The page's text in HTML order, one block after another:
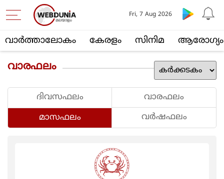
വാര്‍ത്താലോകം കേരളം സിനിമ ആരോഗ്യം
Fri, 7 Aug 2026
വാരഫലം
ദിവസഫലം
വാരഫലം
മാസഫലം
വര്‍ഷഫലം